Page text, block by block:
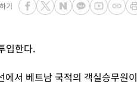
기
입한다.
서 베트남 국적의 객실승무원이